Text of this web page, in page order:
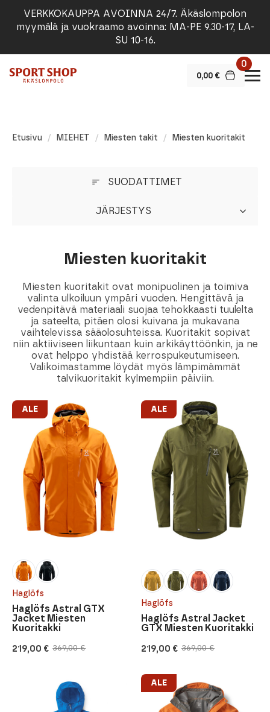
VERKKOKAUPPA AVOINNA 24/7. Äkäslompolon
myymälä ja vuokraamo avoinna: MA-PE 9.30-17, LA-
SU 10-16.
0,00 €
0
Etusivu MIEHET Miesten takit Miesten kuoritakit
SUODATTIMET
JÄRJESTYS
Miesten kuoritakit
Miesten kuoritakit ovat monipuolinen ja toimiva
valinta ulkoiluun ympäri vuoden. Hengittävä ja
vedenpitävä materiaali suojaa tehokkaasti tuulelta
ja sateelta, pitäen olosi kuivana ja mukavana
vaihtelevissa sääolosuhteissa. Kuoritakit sopivat
niin aktiiviseen liikuntaan kuin arkikäyttöönkin, ja ne
ovat helppo yhdistää kerrospukeutumiseen.
Valikoimastamme löydät myös lämpimämmät
talvikuoritakit kylmempiin päiviin.
Haglöfs
369,00€
Alkuperäinen
219,00 €
Nykyinen
ALE
Haglöfs Astral GTX
Jacket Miesten
Kuoritakki
Haglöfs
369,00€
Alkuperäinen
369,00 €.
219,00 €
Nykyinen
219,00 €.
ALE
Haglöfs Astral Jacket
GTX Miesten Kuoritakki
ALE